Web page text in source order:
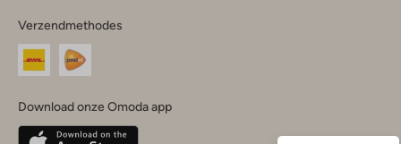
je
land
Nederland
Belgique(Français)
Verzendmethodes
Download onze Omoda app